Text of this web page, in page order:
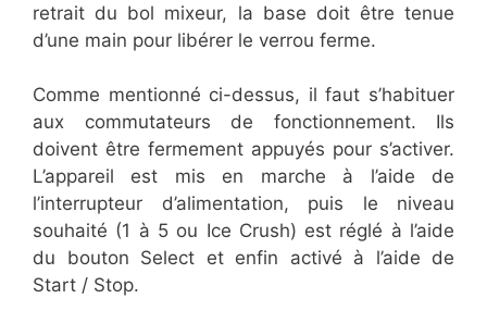
retrait du bol mixeur, la base doit être tenue
d’une main pour libérer le verrou ferme.
Comme mentionné ci-dessus, il faut s’habituer
aux commutateurs de fonctionnement. Ils
doivent être fermement appuyés pour s’activer.
L’appareil est mis en marche à l’aide de
l’interrupteur d’alimentation, puis le niveau
souhaité (1 à 5 ou Ice Crush) est réglé à l’aide
du bouton Select et enfin activé à l’aide de
Start / Stop.